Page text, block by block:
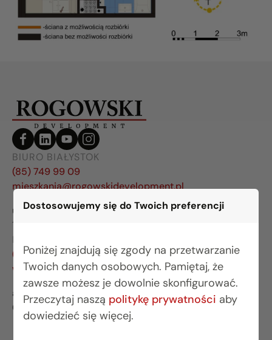
Dostosowujemy się do Twoich preferencji
Poniżej znajdują się zgody na przetwarzanie
Twoich danych osobowych. Pamiętaj, że
zawsze możesz je dowolnie skonfigurować.
Przeczytaj naszą politykę prywatności aby
dowiedzieć się więcej.
BIURO BIAŁYSTOK
(85) 749 99 09
mieszkania@rogowskidevelopment.pl
ul. Legionowa 28 lok. 202
15-281 Białystok
BIURO WARSZAWA
(22) 642 03 55
warszawa@rogowskidevelopment.pl
al. Wilanowska 67E lok. U5
02-765 Warszawa